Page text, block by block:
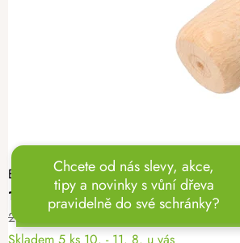
Letní výprodej začíná! Sleva až 30 % na
BESTSELLERY
Embosovaný jednoruční váleček na těsto
179 Kč
299 Kč
Chcete od nás slevy, akce,
tipy a novinky s vůní dřeva
pravidelně do své schránky?